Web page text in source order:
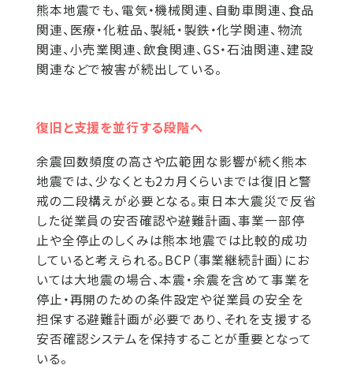
熊本地震でも、電気・機械関連、自動車関連、食品
関連、医療・化粧品、製紙・製鉄・化学関連、物流
関連、小売業関連、飲食関連、GS・石油関連、建設
関連などで被害が続出している。
復旧と支援を並行する段階へ
余震回数頻度の高さや広範囲な影響が続く熊本
地震では、少なくとも2カ月くらいまでは復旧と警
戒の二段構えが必要となる。東日本大震災で反省
した従業員の安否確認や避難計画、事業一部停
止や全停止のしくみは熊本地震では比較的成功
していると考えられる。BCP（事業継続計画）にお
いては大地震の場合、本震・余震を含めて事業を
停止・再開のための条件設定や従業員の安全を
担保する避難計画が必要であり、それを支援する
安否確認システムを保持することが重要となって
いる。